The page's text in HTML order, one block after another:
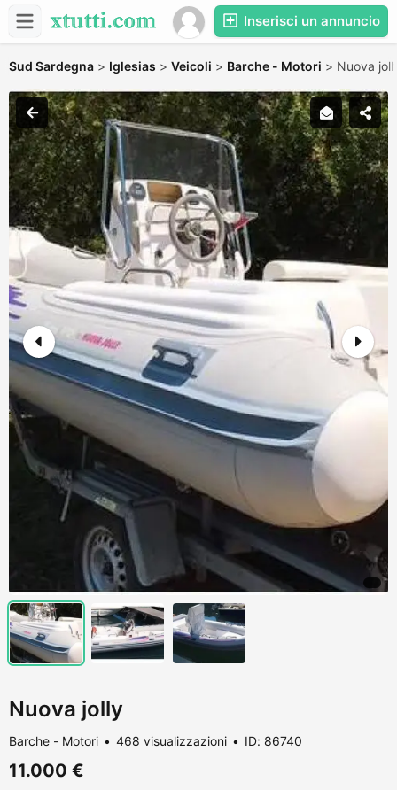
Inserisci un annuncio
Sud Sardegna > Iglesias > Veicoli > Barche - Motori > Nuova
Nuova jolly
Barche - Motori 468 visualizzazioni ID: 86740
11.000 €